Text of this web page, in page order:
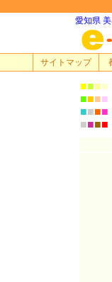
愛知県
サイトマップ
■■■■
■■■■
■■■■
■■■■